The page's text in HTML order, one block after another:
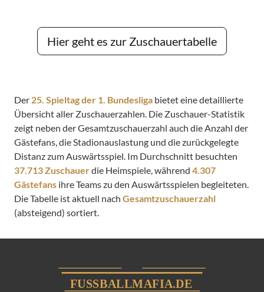
Hier geht es zur Zuschauertabelle
Der 25. Spieltag der 1. Bundesliga bietet eine detaillierte
Übersicht aller Zuschauerzahlen. Die Zuschauer-Statistik
zeigt neben der Gesamtzuschauerzahl auch die Anzahl der
Gästefans, die Stadionauslastung und die zurückgelegte
Distanz zum Auswärtsspiel. Im Durchschnitt besuchten
37.713 Zuschauerdie Heimspiele, während 4.307
Gästefans ihre Teams zu den Auswärtsspielen begleiteten.
Die Tabelle ist aktuell nach Gesamtzuschauerzahl
(absteigend) sortiert.